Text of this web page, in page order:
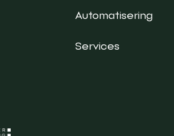
Automatisering
Services